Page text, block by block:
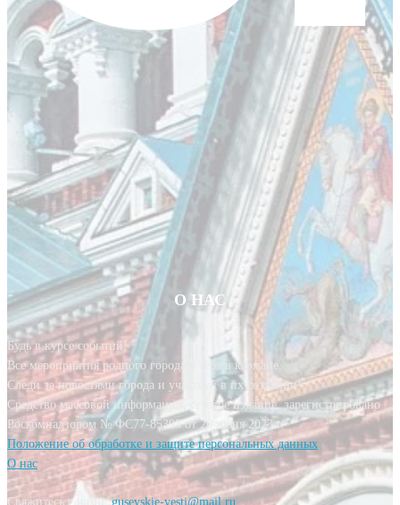
О НАС
Будь в курсе событий!
Все мероприятия родного города у тебя в кармане.
Следи за новостями города и участвуй в их создании!
Средство массовой информации, сетевое издание, зарегистрировано
Роскомнадзором № ФС77-85393 от 20 июня 2023 г.
Положение об обработке и защите персональных данных
О нас
Свяжитесь с нами:gusevskie-vesti@mail.ru